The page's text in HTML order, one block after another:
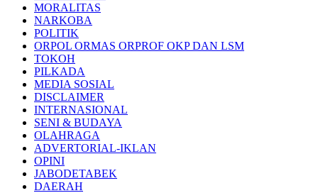
MORALITAS
NARKOBA
POLITIK
ORPOL ORMAS ORPROF OKP DAN LSM
TOKOH
PILKADA
MEDIA SOSIAL
DISCLAIMER
INTERNASIONAL
SENI & BUDAYA
OLAHRAGA
ADVERTORIAL-IKLAN
OPINI
JABODETABEK
DAERAH